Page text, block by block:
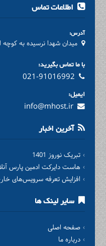
اطلاعات تماس
آدرس:
میدان شهدا نرسیده به
با ما تماس بگیرید:
021-91016992
ایمیل:
info@mhost.ir
آخرین اخبار
تبریک نوروز 1401
هاست دایرکت ادمین پارس
افزایش تعرفه سرویس‌های
سایر لینک ها
صفحه اصلی
درباره ما